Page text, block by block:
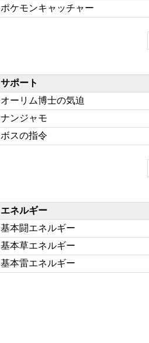
ポケモンキャッチャー
サポート
オーリム博士の気迫
ナンジャモ
ボスの指令
エネルギー
基本闘エネルギー
基本草エネルギー
基本雷エネルギー